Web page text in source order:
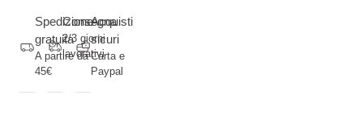
Spedizione
gratuita
A partire da
45€
Consegna
2/3 giorni
lavorativi
Acquisti
sicuri
Carta e
Paypal